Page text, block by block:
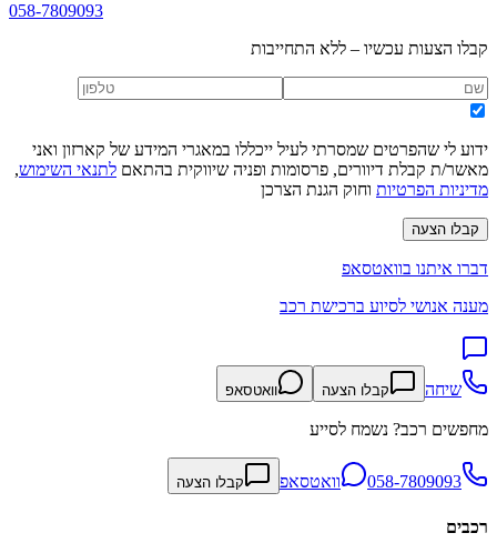
058-7809093
קבלו הצעות עכשיו – ללא התחייבות
ידוע לי שהפרטים שמסרתי לעיל ייכללו במאגרי המידע של קארזון ואני
מאשר/ת קבלת דיוורים, פרסומות ופניה שיווקית בהתאם לתנאי השימוש,
מדיניות הפרטיות וחוק הגנת הצרכן
קבלו הצעה
דברו איתנו בוואטסאפ
מענה אנושי לסיוע ברכישת רכב
שיחה קבלו הצעה וואטסאפ
מחפשים רכב? נשמח לסייע
058-7809093 וואטסאפ קבלו הצעה
רכבים